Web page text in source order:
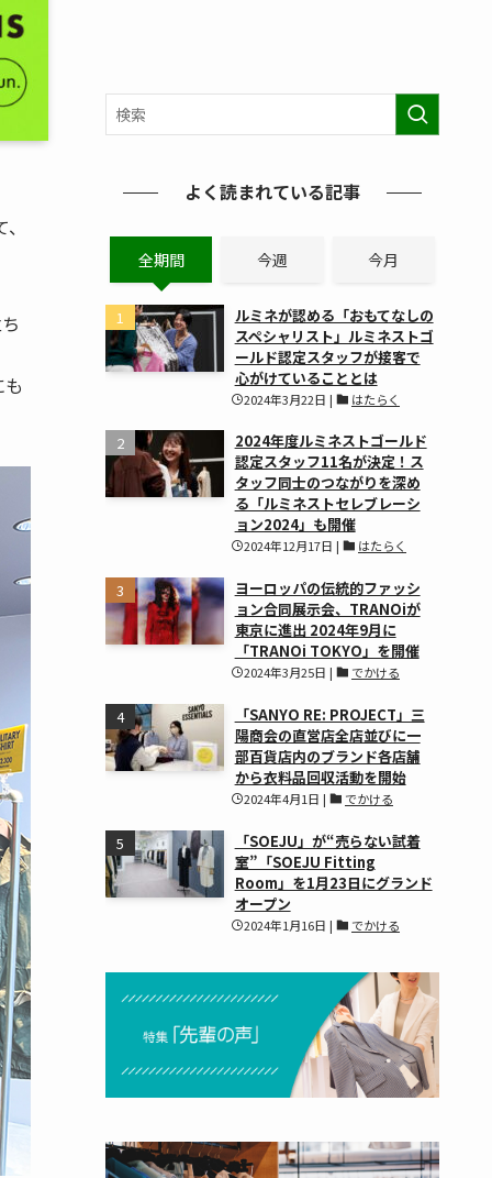
よく読まれている記事
全期間 今週 今月
ルミネが認める「おもてなしの
スペシャリスト」ルミネストゴ
ールド認定スタッフが接客で
心がけていることとは
2024年3月22日 | はたらく
2024年度ルミネストゴールド
認定スタッフ11名が決定！ス
タッフ同士のつながりを深め
る「ルミネストセレブレーシ
ョン2024」も開催
2024年12月17日 | はたらく
ヨーロッパの伝統的ファッシ
ョン合同展示会、TRANOiが
東京に進出 2024年9月に
「TRANOi TOKYO」を開催
2024年3月25日 | でかける
「SANYO RE: PROJECT」三
陽商会の直営店全店並びに一
部百貨店内のブランド各店舗
から衣料品回収活動を開始
2024年4月1日 | でかける
「SOEJU」が“売らない試着
室”「SOEJU Fitting
Room」を1月23日にグランド
オープン
2024年1月16日 | でかける